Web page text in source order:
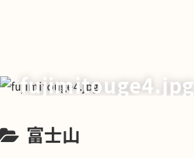
fujimitouge4.jpg
富士山